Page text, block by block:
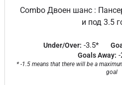
Combo Двоен шанс :
и под 3.5
Under/Over: -3.5*
Goals Away:
* -1.5 means that there will be a
goal